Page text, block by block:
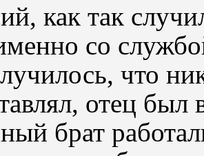
как так
со
что
отец
брат